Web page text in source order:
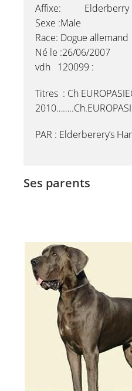
Affixe: Elderberry
Sexe :Male
Race: Dogue
Né le :26/06/2007
vdh 120099 :
Titres : Ch
PAR : Elderberery’s
Ses parents